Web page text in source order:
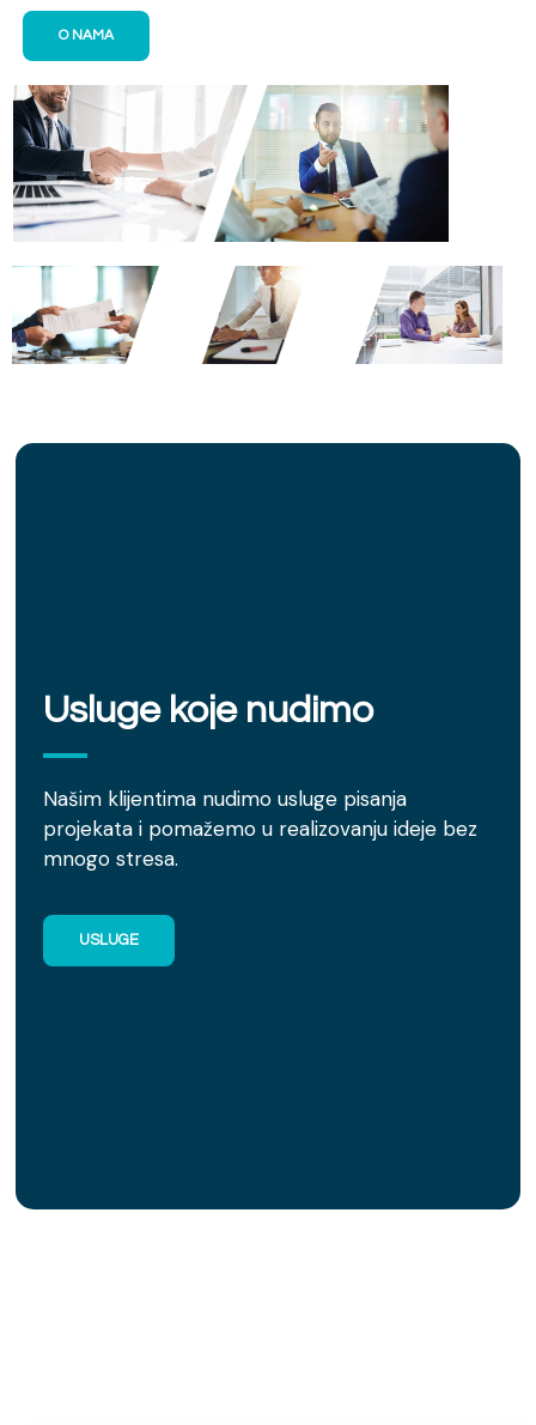
O NAMA
Usluge koje nudimo
Našim klijentima nudimo usluge pisanja
projekata i pomažemo u realizovanju ideje bez
mnogo stresa.
USLUGE